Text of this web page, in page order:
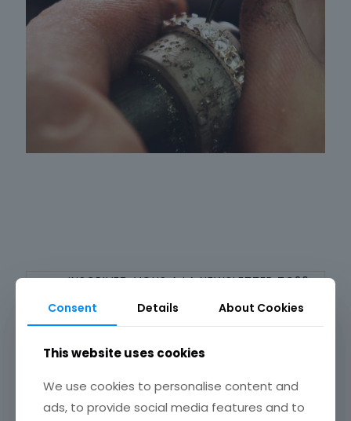
INSCRIVEZ-VOUS A LA NEWSLETTER TC26
Abonnez-vous à notre
newsletter
Consent Details About Cookies
This website uses cookies
We use cookies to personalise content and
ads, to provide social media features and to